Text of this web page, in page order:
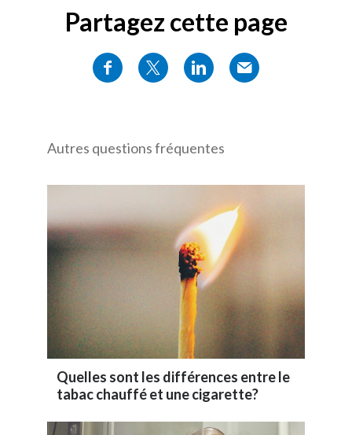
Partagez cette page
Autres questions fréquentes
Quelles sont les différences entre le
tabac chauffé et une cigarette?